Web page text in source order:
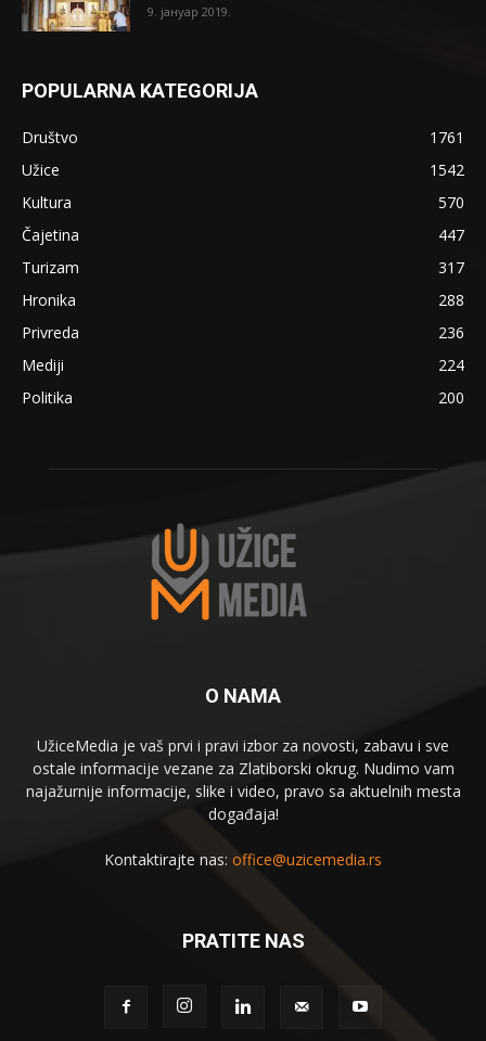
9. јануар 2019.
POPULARNA KATEGORIJA
Društvo
1761
Užice
1542
Kultura
570
Čajetina
447
Turizam
317
Hronika
288
Privreda
236
Mediji
224
Politika
200
O NAMA
UžiceMedia je vaš prvi i pravi izbor za novosti, zabavu i sve
ostale informacije vezane za Zlatiborski okrug. Nudimo vam
najažurnije informacije, slike i video, pravo sa aktuelnih mesta
događaja!
Kontaktirajte nas: office@uzicemedia.rs
PRATITE NAS